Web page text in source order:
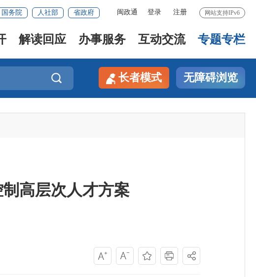
网站支持IPv6
闽政通 登录 注册
国务院 人社部 省政府
解读回应 办事服务 互动交流 专题专栏
 长者模式 无障碍浏览
高层次人才方案